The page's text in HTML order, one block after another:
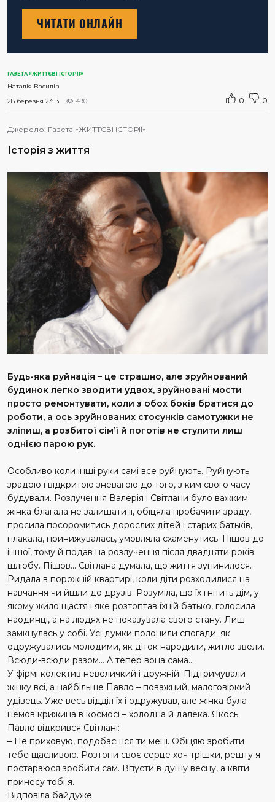
ЧИТАТИ ОНЛАЙН
ГАЗЕТА «ЖИТТЄВІ ІСТОРІЇ»
Наталія Василів
28 березня 23:13
490 0 0
Джерело: Газета «ЖИТТЄВІ ІСТОРІЇ»
Історія з життя
Будь-яка руйнація – це страшно, але зруйнований
будинок легко зводити удвох, зруйновані мости
просто ремонтувати, коли з обох боків братися до
роботи, а ось зруйнованих стосунків самотужки не
зліпиш, а розбитої сім’ї й поготів не стулити лиш
однією парою рук.
Особливо коли інші руки самі все руйнують. Руйнують
зрадою і відкритою зневагою до того, з ким свого часу
будували. Розлучення Валерія і Світлани було важким:
жінка благала не залишати її, обіцяла пробачити зраду,
просила посоромитись дорослих дітей і старих батьків,
плакала, принижувалась, умовляла схаменутись. Пішов до
іншої, тому й подав на розлучення після двадцяти років
шлюбу. Пішов... Світлана думала, що життя зупинилося.
Ридала в порожній квартирі, коли діти розходилися на
навчання чи йшли до друзів. Розуміла, що їх гнітить дім, у
якому жило щастя і яке розтоптав їхній батько, голосила
наодинці, а на людях не показувала свого стану. Лиш
замкнулась у собі. Усі думки полонили спогади: як
одружувались молодими, як діток народили, житло звели.
Всюди-всюди разом... А тепер вона сама...
У фірмі колектив невеличкий і дружній. Підтримували
жінку всі, а найбільше Павло – поважний, малоговіркий
удівець. Уже весь відділ їх і одружував, але жінка була
немов крижина в космосі – холодна й далека. Якось
Павло відкрився Світлані:
– Не приховую, подобаєшся ти мені. Обіцяю зробити
тебе щасливою. Розтопи своє серце хоч трішки, решту я
постараюся зробити сам. Впусти в душу весну, а квіти
принесу тобі я.
Відповіла байдуже: